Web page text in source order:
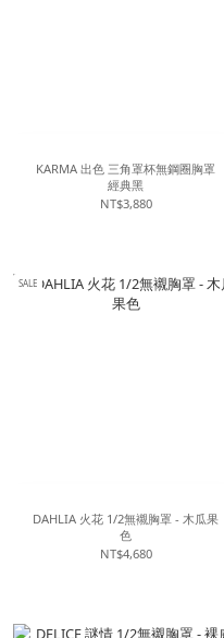
KARMA 出色 三角罩杯無鋼圈胸罩
經典黑
NT$3,880
SALE
DAHLIA 火花 1/2無襯胸罩 - 木瓜果
色
NT$4,680